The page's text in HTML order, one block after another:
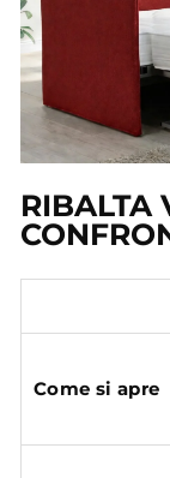
RIBALTA
Come si apre